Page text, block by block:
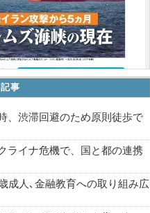
事
、渋滞回避のため原則徒歩で
ライナ危機で、国と都の連携
成人､金融教育への取り組み広